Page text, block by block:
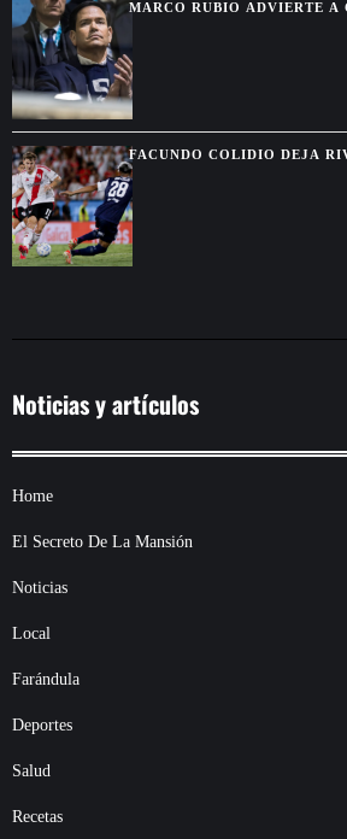
MARCO RUBIO ADVIERTE A
FACUNDO COLIDIO DEJA
POR VASCO DA GAMA
Noticias y artículos
Home
El Secreto De La Mansión
Noticias
Local
Farándula
Deportes
Salud
Recetas